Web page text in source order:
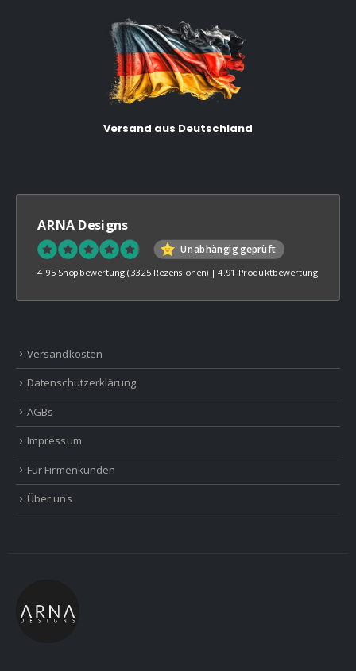
Versand aus Deutschland
ARNA Designs
Unabhängig geprüft
4.95 Shopbewertung (3325 Rezensionen) |4.91 Produktbewertung
Versandkosten
Datenschutzerklärung
AGBs
Impressum
Für Firmenkunden
Über uns